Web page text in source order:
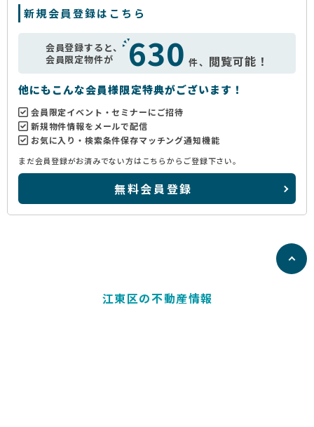
新規会員登録はこちら
会員登録すると、
会員限定物件が
630 件、 閲覧可能！
他にもこんな会員様限定特典がございます！
会員限定イベント・セミナーにご招待
新規物件情報をメールで配信
お気に入り・検索条件保存マッチング通知機能
まだ会員登録がお済みでない方はこちらからご登録下さい。
無料会員登録
江東区の不動産情報